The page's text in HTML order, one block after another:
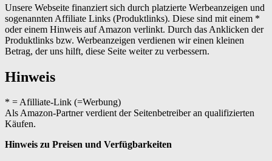
Unsere Webseite finanziert sich durch platzierte Werbeanzeigen und
sogenannten Affiliate Links (Produktlinks). Diese sind mit einem *
oder einem Hinweis auf Amazon verlinkt. Durch das Anklicken der
Produktlinks bzw. Werbeanzeigen verdienen wir einen kleinen
Betrag, der uns hilft, diese Seite weiter zu verbessern.
Hinweis
* = Afilliate-Link (=Werbung)
Als Amazon-Partner verdient der Seitenbetreiber an qualifizierten
Käufen.
Hinweis zu Preisen und Verfügbarkeiten